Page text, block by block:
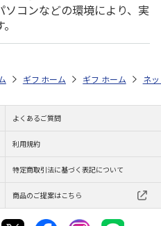
コンなどの環境により、実
夏ギフト特集 2026 ハム・お肉 ＜
ア お中元・夏ギフト特集 2026
ギフトストア お中元・夏ギフト
ホーム ギフトストア お
ホーム ネ
よくあるご質問
利用規約
特定商取引法に基づく表記について
商品のご提案はこちら